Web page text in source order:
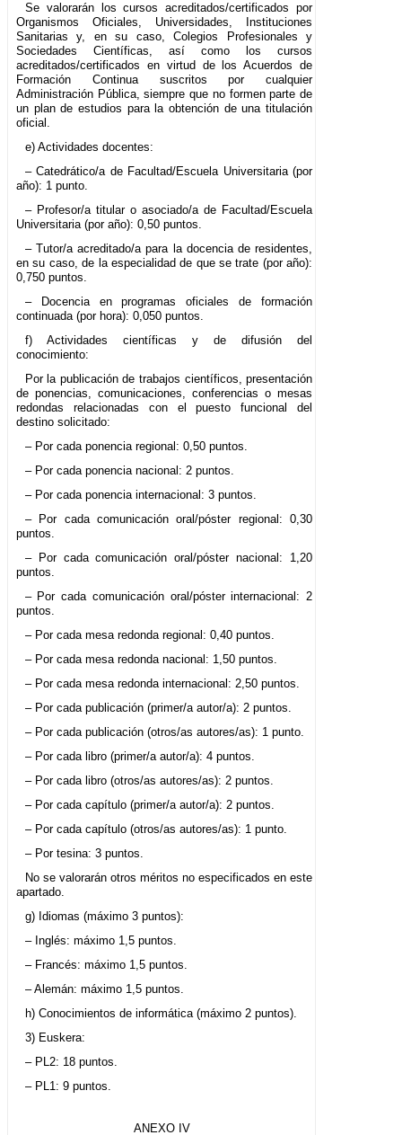
Se valorarán los cursos acreditados/certificados por
Organismos Oficiales, Universidades, Instituciones
Sanitarias y, en su caso, Colegios Profesionales y
Sociedades Científicas, así como los cursos
acreditados/certificados en virtud de los Acuerdos de
Formación Continua suscritos por cualquier
Administración Pública, siempre que no formen parte de
un plan de estudios para la obtención de una titulación
oficial.
e) Actividades docentes:
– Catedrático/a de Facultad/Escuela Universitaria (por
año): 1 punto.
– Profesor/a titular o asociado/a de Facultad/Escuela
Universitaria (por año): 0,50 puntos.
– Tutor/a acreditado/a para la docencia de residentes,
en su caso, de la especialidad de que se trate (por año):
0,750 puntos.
– Docencia en programas oficiales de formación
continuada (por hora): 0,050 puntos.
f) Actividades científicas y de difusión del
conocimiento:
Por la publicación de trabajos científicos, presentación
de ponencias, comunicaciones, conferencias o mesas
redondas relacionadas con el puesto funcional del
destino solicitado:
– Por cada ponencia regional: 0,50 puntos.
– Por cada ponencia nacional: 2 puntos.
– Por cada ponencia internacional: 3 puntos.
– Por cada comunicación oral/póster regional: 0,30
puntos.
– Por cada comunicación oral/póster nacional: 1,20
puntos.
– Por cada comunicación oral/póster internacional: 2
puntos.
– Por cada mesa redonda regional: 0,40 puntos.
– Por cada mesa redonda nacional: 1,50 puntos.
– Por cada mesa redonda internacional: 2,50 puntos.
– Por cada publicación (primer/a autor/a): 2 puntos.
– Por cada publicación (otros/as autores/as): 1 punto.
– Por cada libro (primer/a autor/a): 4 puntos.
– Por cada libro (otros/as autores/as): 2 puntos.
– Por cada capítulo (primer/a autor/a): 2 puntos.
– Por cada capítulo (otros/as autores/as): 1 punto.
– Por tesina: 3 puntos.
No se valorarán otros méritos no especificados en este
apartado.
g) Idiomas (máximo 3 puntos):
– Inglés: máximo 1,5 puntos.
– Francés: máximo 1,5 puntos.
– Alemán: máximo 1,5 puntos.
h) Conocimientos de informática (máximo 2 puntos).
3) Euskera:
– PL2: 18 puntos.
– PL1: 9 puntos.
ANEXO IV